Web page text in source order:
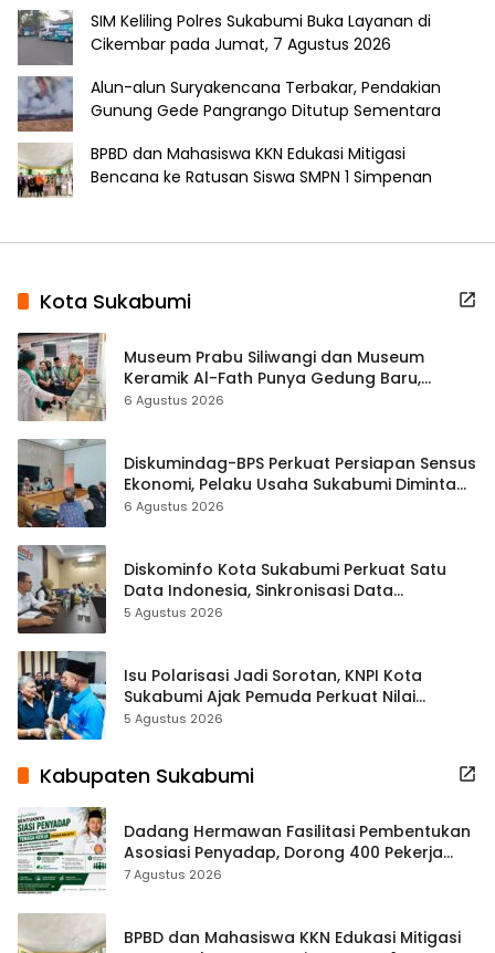
SIM Keliling Polres Sukabumi Buka Layanan di
Cikembar pada Jumat, 7 Agustus 2026
Alun-alun Suryakencana Terbakar, Pendakian
Gunung Gede Pangrango Ditutup Sementara
BPBD dan Mahasiswa KKN Edukasi Mitigasi
Bencana ke Ratusan Siswa SMPN 1 Simpenan
Kota Sukabumi
Museum Prabu Siliwangi dan Museum
Keramik Al-Fath Punya Gedung Baru,
Hampir 500 Koleksi Dipisahkan
6 Agustus 2026
Diskumindag-BPS Perkuat Persiapan Sensus
Ekonomi, Pelaku Usaha Sukabumi Diminta
Terbuka Beri Data
6 Agustus 2026
Diskominfo Kota Sukabumi Perkuat Satu
Data Indonesia, Sinkronisasi Data
Kewilayahan Dikebut
5 Agustus 2026
Isu Polarisasi Jadi Sorotan, KNPI Kota
Sukabumi Ajak Pemuda Perkuat Nilai
Kebangsaan
5 Agustus 2026
Kabupaten Sukabumi
Dadang Hermawan Fasilitasi Pembentukan
Asosiasi Penyadap, Dorong 400 Pekerja
Dapat Perlindungan BPJS
7 Agustus 2026
BPBD dan Mahasiswa KKN Edukasi Mitigasi